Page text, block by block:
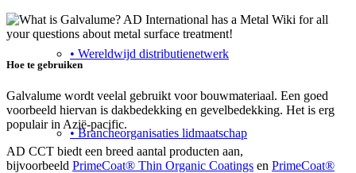
• Wereldwijd distributienetwerk
• Brancheorganisaties lidmaatschap
Hoe te gebruiken
Galvalume wordt veelal gebruikt voor bouwmateriaal. Een goed
voorbeeld hiervan is dakbedekking en gevelbedekking. Het is erg
populair in Azië-pacific.
AD CCT biedt een breed aantal producten aan,
bijvoorbeeld PrimeCoat® Thin Organic Coatings en PrimeCoat®